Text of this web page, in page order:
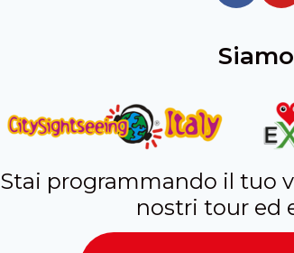
Stai programmando il tuo
nostri tour ed